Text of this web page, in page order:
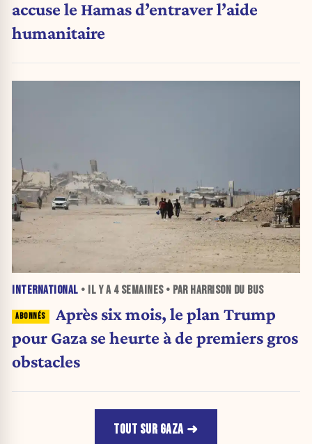
accuse le Hamas d’entraver l’aide
humanitaire
INTERNATIONAL • IL Y A 4 SEMAINES• PAR HARRISON DU BUS
Après six mois, le plan Trump
pour Gaza se heurte à de premiers gros
obstacles
TOUT SUR GAZA